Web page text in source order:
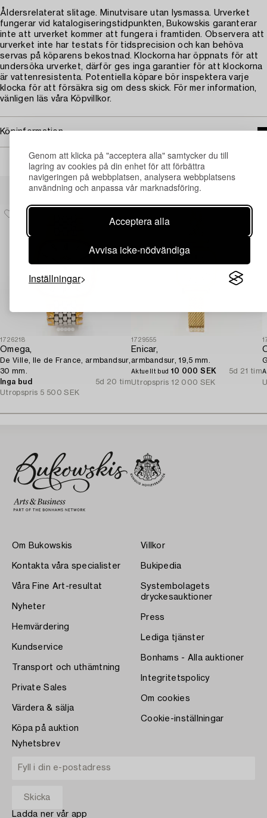
Genom att klicka på "acceptera alla" samtycker du till
lagring av cookies på din enhet för att förbättra
navigeringen på webbplatsen, analysera webbplatsens
användning och anpassa vår marknadsföring.
Acceptera alla
Avvisa icke-nödvändiga
Inställningar
Åldersrelaterat slitage. Minutvisare utan lysmassa. Urverket
fungerar vid katalogiseringstidpunkten, Bukowskis garanterar
inte att urverket kommer att fungera i framtiden. Observera att
urverket inte har testats för tidsprecision och kan behöva
servas på köparens bekostnad. Klockorna har öppnats för att
undersöka urverket, därför ges inga garantier för att klockorna
är vattenresistenta. Potentiella köpare bör inspektera varje
klocka för att försäkra sig om dess skick. För mer information,
vänligen läs våra Köpvillkor.
Köpinformation
Andra har även tittat på
1726218
Omega,
De Ville, Ile de France, armbandsur,
30 mm.
Inga bud
5d 20 tim
Utropspris 5 500 SEK
1729555
Enicar,
armbandsur, 19,5 mm.
Aktuellt bud 10 000 SEK
5d 21 tim
Utropspris 12 000 SEK
Om Bukowskis
Kontakta våra specialister
Våra Fine Art-resultat
Nyheter
Hemvärdering
Kundservice
Transport och uthämtning
Private Sales
Värdera & sälja
Köpa på auktion
Villkor
Bukipedia
Systembolagets
dryckesauktioner
Press
Lediga tjänster
Bonhams - Alla auktioner
Integritetspolicy
Om cookies
Cookie-inställningar
Nyhetsbrev
Ladda ner vår app